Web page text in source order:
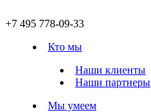
+7 495 778-09-33
Кто мы
Наши клиенты
Наши партнеры
Мы умеем